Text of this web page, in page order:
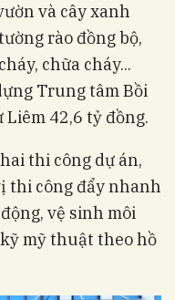
và cây xanh
rào đồng bộ,
chữa cháy...
Trung tâm Bồi
42,6 tỷ đồng.
thi công dự án,
thi công đẩy nhanh
vệ sinh môi
mỹ thuật theo hồ